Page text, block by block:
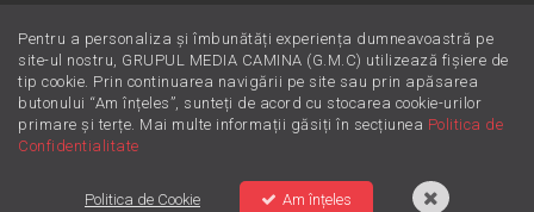
Hiturile se ascultă la !
Pentru a personaliza și îmbunătăți experiența dumneavoastră pe
site-ul nostru, GRUPUL MEDIA CAMINA (G.M.C) utilizează fișiere de
tip cookie. Prin continuarea navigării pe site sau prin apăsarea
butonului “Am înțeles”, sunteți de acord cu stocarea cookie-urilor
primare și terțe. Mai multe informații găsiți în secțiunea Politica de
Confidentialitate
Politica de Cookie Am înțeles